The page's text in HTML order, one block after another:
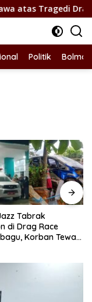
Drag Race di
Politik
Tabrak
di Drag Race
Korban Tewas